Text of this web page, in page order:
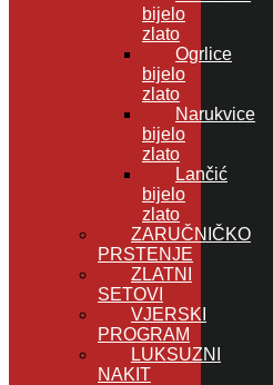
bijelo
zlato
Ogrlice
bijelo
zlato
Narukvice
bijelo
zlato
Lančić
bijelo
zlato
ZARUČNIČKO
PRSTENJE
ZLATNI
SETOVI
VJERSKI
PROGRAM
LUKSUZNI
NAKIT